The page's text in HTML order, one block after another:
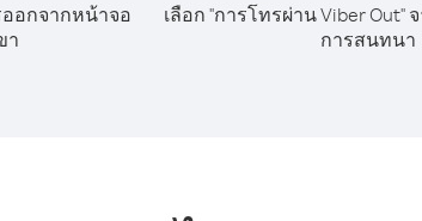
ออกจากหน้าจอ
า
เลือก "การโทรผ่าน Viber Out"
การสนทนา